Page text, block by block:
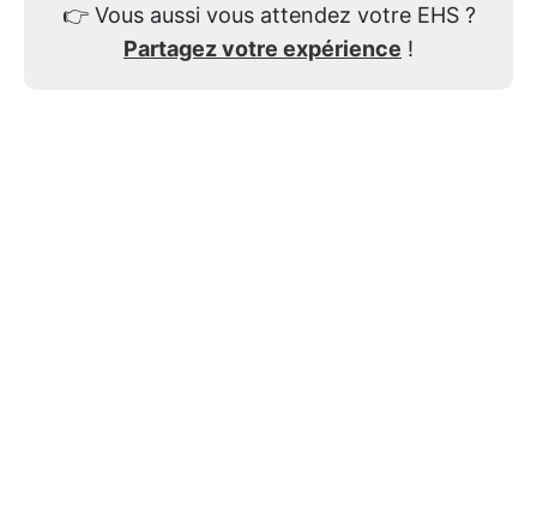
👉Vous aussi vous attendez votre EHS ?
Partagez votre expérience !